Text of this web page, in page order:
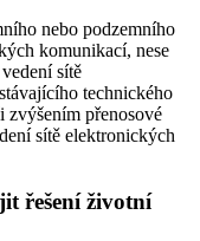
nebo podzemního
komunikací, nese
sítě
technického
zvýšením přenosové
sítě elektronických
řešení životní